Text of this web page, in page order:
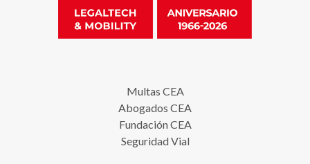
Multas CEA
Abogados CEA
Fundación CEA
Seguridad Vial